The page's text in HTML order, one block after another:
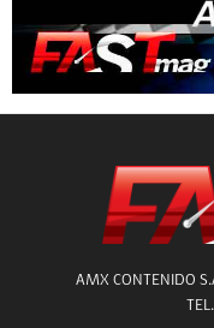
AMX CONTENIDO